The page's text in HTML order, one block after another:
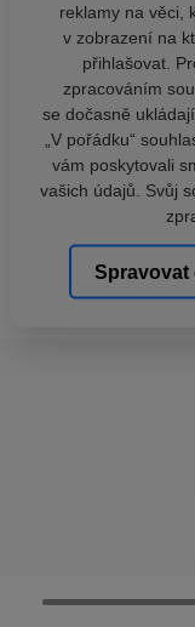
reklamy na věci,
v zobrazení na
přihlašovat.
zpracováním
se dočasně
„V pořádku“
vám poskytovali
vašich údajů. Svůj
Spravovat